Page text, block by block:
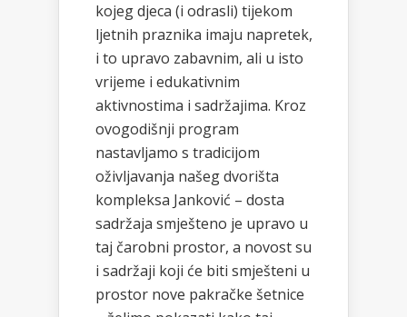
kojeg djeca (i odrasli) tijekom
ljetnih praznika imaju napretek,
i to upravo zabavnim, ali u isto
vrijeme i edukativnim
aktivnostima i sadržajima. Kroz
ovogodišnji program
nastavljamo s tradicijom
oživljavanja našeg dvorišta
kompleksa Janković – dosta
sadržaja smješteno je upravo u
taj čarobni prostor, a novost su
i sadržaji koji će biti smješteni u
prostor nove pakračke šetnice